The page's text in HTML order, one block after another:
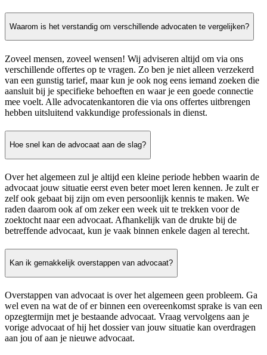
Waarom is het verstandig om verschillende advocaten te vergelijken?
Zoveel mensen, zoveel wensen! Wij adviseren altijd om via ons
verschillende offertes op te vragen. Zo ben je niet alleen verzekerd
van een gunstig tarief, maar kun je ook nog eens iemand zoeken die
aansluit bij je specifieke behoeften en waar je een goede connectie
mee voelt. Alle advocatenkantoren die via ons offertes uitbrengen
hebben uitsluitend vakkundige professionals in dienst.
Hoe snel kan de advocaat aan de slag?
Over het algemeen zul je altijd een kleine periode hebben waarin de
advocaat jouw situatie eerst even beter moet leren kennen. Je zult er
zelf ook gebaat bij zijn om even persoonlijk kennis te maken. We
raden daarom ook af om zeker een week uit te trekken voor de
zoektocht naar een advocaat. Afhankelijk van de drukte bij de
betreffende advocaat, kun je vaak binnen enkele dagen al terecht.
Kan ik gemakkelijk overstappen van advocaat?
Overstappen van advocaat is over het algemeen geen probleem. Ga
wel even na wat de of er binnen een overeenkomst sprake is van een
opzegtermijn met je bestaande advocaat. Vraag vervolgens aan je
vorige advocaat of hij het dossier van jouw situatie kan overdragen
aan jou of aan je nieuwe advocaat.